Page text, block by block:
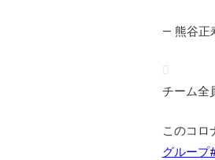
— 熊谷正
チーム全
このコロ
グループ